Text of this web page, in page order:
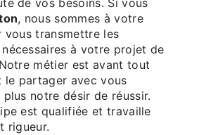
de vos besoins. Si vous
, nous sommes à votre
transmettre les
à votre projet de
métier est avant tout
le partager avec vous
notre désir de réussir.
est qualifiée et travaille
rigueur.